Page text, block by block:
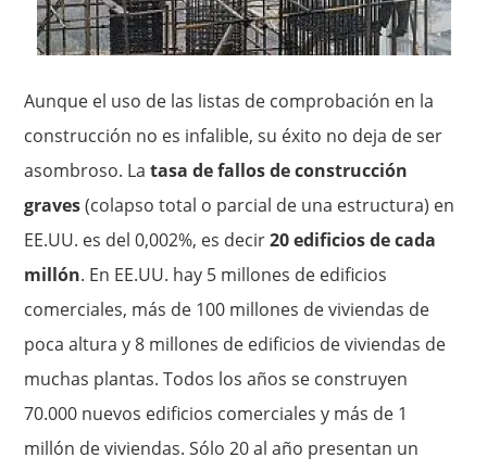
Aunque el uso de las listas de comprobación en la
construcción no es infalible, su éxito no deja de ser
asombroso. La tasa de fallos de construcción
graves(colapso total o parcial de una estructura) en
EE.UU. es del 0,002%, es decir20 edificios de cada
millón. En EE.UU. hay 5 millones de edificios
comerciales, más de 100 millones de viviendas de
poca altura y 8 millones de edificios de viviendas de
muchas plantas. Todos los años se construyen
70.000 nuevos edificios comerciales y más de 1
millón de viviendas. Sólo 20 al año presentan un